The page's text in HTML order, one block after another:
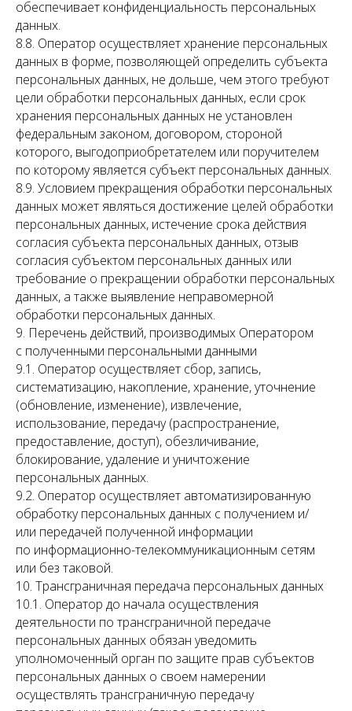
обеспечивает конфиденциальность персональных
данных.
8.8. Оператор осуществляет хранение персональных
данных в форме, позволяющей определить субъекта
персональных данных, не дольше, чем этого требуют
цели обработки персональных данных, если срок
хранения персональных данных не установлен
федеральным законом, договором, стороной
которого, выгодоприобретателем или поручителем
по которому является субъект персональных данных.
8.9. Условием прекращения обработки персональных
данных может являться достижение целей обработки
персональных данных, истечение срока действия
согласия субъекта персональных данных, отзыв
согласия субъектом персональных данных или
требование о прекращении обработки персональных
данных, а также выявление неправомерной
обработки персональных данных.
9. Перечень действий, производимых Оператором
с полученными персональными данными
9.1. Оператор осуществляет сбор, запись,
систематизацию, накопление, хранение, уточнение
(обновление, изменение), извлечение,
использование, передачу (распространение,
предоставление, доступ), обезличивание,
блокирование, удаление и уничтожение
персональных данных.
9.2. Оператор осуществляет автоматизированную
обработку персональных данных с получением и/
или передачей полученной информации
по информационно-телекоммуникационным сетям
или без таковой.
10. Трансграничная передача персональных данных
10.1. Оператор до начала осуществления
деятельности по трансграничной передаче
персональных данных обязан уведомить
уполномоченный орган по защите прав субъектов
персональных данных о своем намерении
осуществлять трансграничную передачу